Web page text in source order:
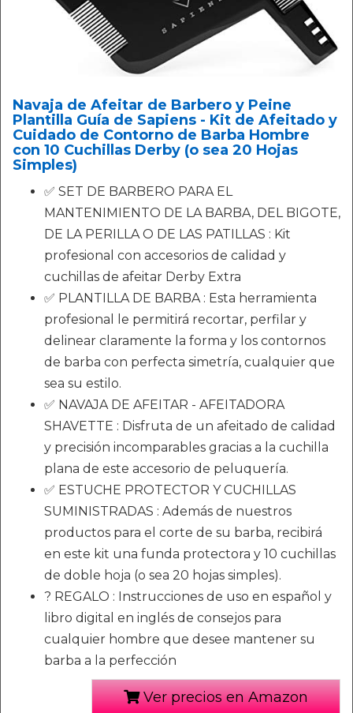
Navaja de Afeitar de Barbero y Peine
Plantilla Guía de Sapiens - Kit de Afeitado y
Cuidado de Contorno de Barba Hombre
con 10 Cuchillas Derby (o sea 20 Hojas
Simples)
✅ SET DE BARBERO PARA EL
MANTENIMIENTO DE LA BARBA, DEL BIGOTE,
DE LA PERILLA O DE LAS PATILLAS : Kit
profesional con accesorios de calidad y
cuchillas de afeitar Derby Extra
✅ PLANTILLA DE BARBA : Esta herramienta
profesional le permitirá recortar, perfilar y
delinear claramente la forma y los contornos
de barba con perfecta simetría, cualquier que
sea su estilo.
✅ NAVAJA DE AFEITAR - AFEITADORA
SHAVETTE : Disfruta de un afeitado de calidad
y precisión incomparables gracias a la cuchilla
plana de este accesorio de peluquería.
✅ ESTUCHE PROTECTOR Y CUCHILLAS
SUMINISTRADAS : Además de nuestros
productos para el corte de su barba, recibirá
en este kit una funda protectora y 10 cuchillas
de doble hoja (o sea 20 hojas simples).
? REGALO : Instrucciones de uso en español y
libro digital en inglés de consejos para
cualquier hombre que desee mantener su
barba a la perfección
Ver precios en Amazon